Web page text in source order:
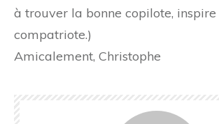
à trouver la bonne copilote, inspire
compatriote.)
Amicalement, Christophe